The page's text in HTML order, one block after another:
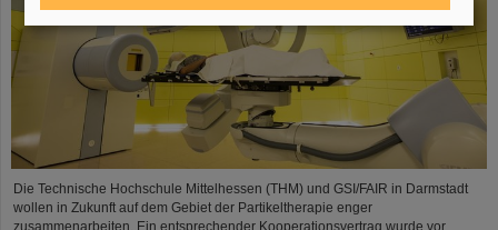
Die Technische Hochschule Mittelhessen (THM) und GSI/FAIR in Darmstadt
wollen in Zukunft auf dem Gebiet der Partikeltherapie enger
zusammenarbeiten. Ein entsprechender Kooperationsvertrag wurde vor